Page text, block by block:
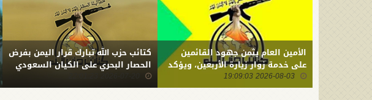
الأمين العام يثمن جهود القائمين
على خدمة زوار زيارة الأربعين، ويؤكد
أن ما ارتكبه العدو من جريمة بحق
أبنائنا يستدعي التمسك بالسلاح
2026-08-03 19:09:03
كتائب حزب الله تبارك قرار اليمن بفرض
الحصار البحري على الكيان السعودي